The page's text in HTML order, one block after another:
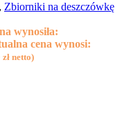
, Zbiorniki na deszczówkę
wynosiła:
cena wynosi:
zł netto)